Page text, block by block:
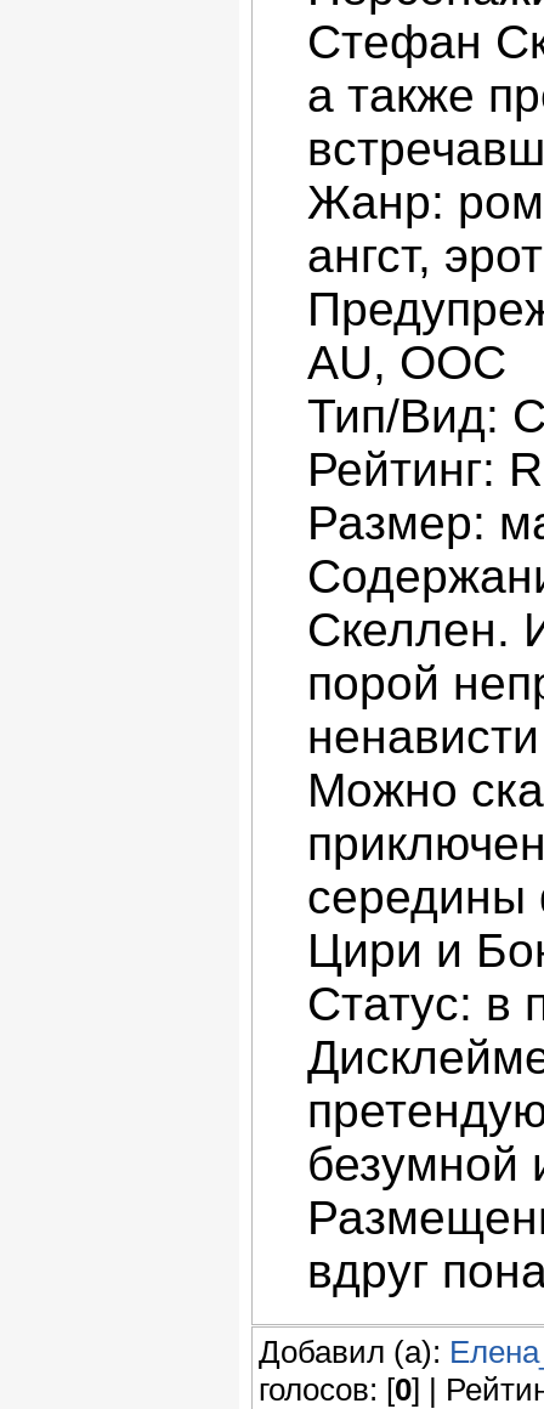
Стефан
а также
Жанр:
ангст,
AU, ООС
Тип/Вид:
Рейтинг: R
Размер:
Скеллен.
порой
Можно
середины
Цири и
Статус: в
безумной
вдруг
Добавил (а):
голосов: [0] |